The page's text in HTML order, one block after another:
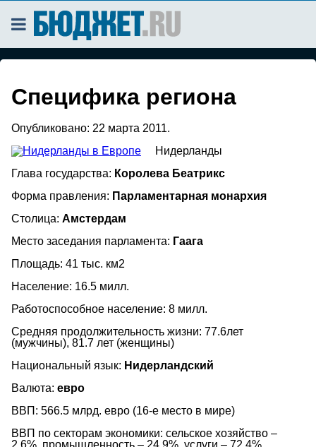
Специфика региона
Опубликовано: 22 марта 2011.
Нидерланды
Глава государства: Королева Беатрикс
Форма правления: Парламентарная монархия
Столица: Амстердам
Место заседания парламента: Гаага
Площадь: 41 тыс. км2
Население: 16.5 милл.
Работоспособное население: 8 милл.
Средняя продолжительность жизни: 77.6лет
(мужчины), 81.7 лет (женщины)
Национальный язык: Нидерландский
Валюта: евро
ВВП: 566.5 млрд. евро (16-е место в мире)
ВВП по секторам экономики: сельское хозяйство –